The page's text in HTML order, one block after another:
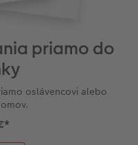
priamo do
oslávencovi alebo
*